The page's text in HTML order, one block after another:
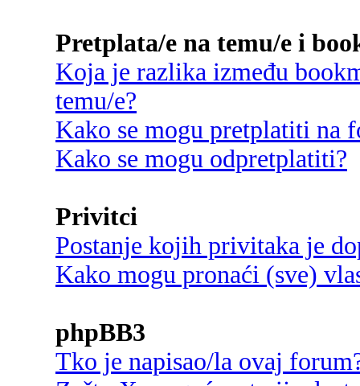
Pretplata/e na temu/e i
Koja je razlika između
temu/e?
Kako se mogu pretplatiti na
Kako se mogu odpretplatiti?
Privitci
Postanje kojih privitaka je
Kako mogu pronaći (sve)
phpBB3
Tko je napisao/la ovaj